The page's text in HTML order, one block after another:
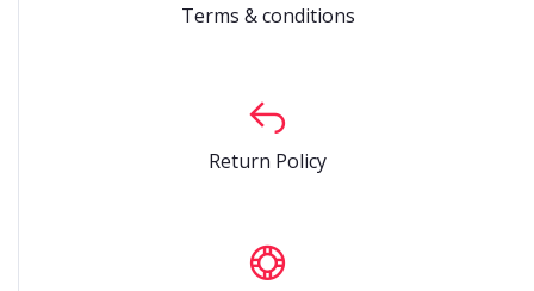
Terms & conditions
Return Policy